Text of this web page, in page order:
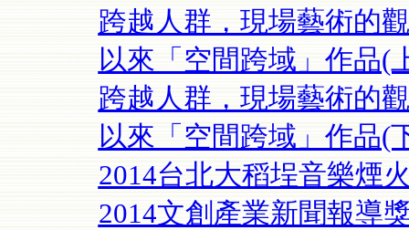
跨越人群，現場藝術的
以來「空間跨域」作品(
跨越人群，現場藝術的
以來「空間跨域」作品(
2014台北大稻埕音樂煙
2014文創產業新聞報導